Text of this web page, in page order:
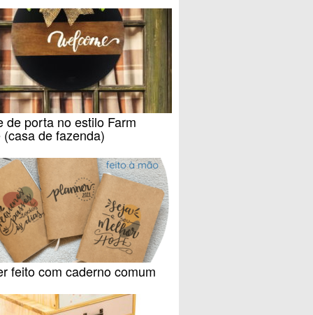
de porta no estilo Farm
(casa de fazenda)
feito com caderno comum